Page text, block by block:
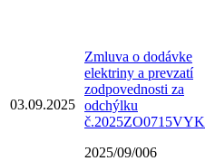
03.09.2025
Zmluva o dodávke
elektriny a prevzatí
zodpovednosti za
odchýlku
č.2025ZO0715VYK
2025/09/006